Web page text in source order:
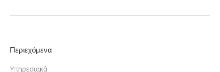
Περιεχόμενα
Υπηρεσιακά